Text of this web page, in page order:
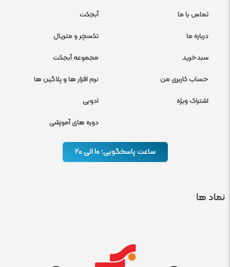
تماس با ما
درباره ما
سبدخرید
حساب کاربری من
اشتراک ویژه
آبجکت
تکسچر و متریال
مجموعه آبجکت
نرم افزار ها و پلاگین ها
ادوبی
دوره های آموزشی
ساعت پاسخگویی: 10 الی 20
نماد ها